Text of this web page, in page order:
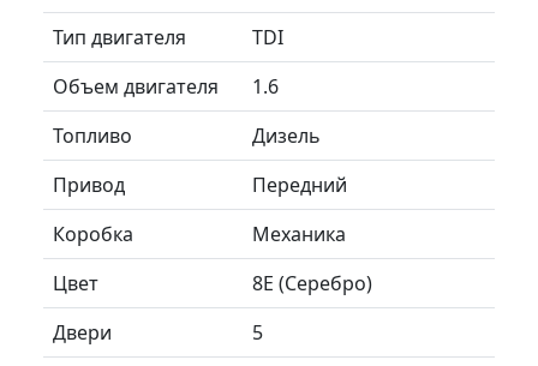
Тип двигателя
TDI
Объем двигателя
1.6
Топливо
Дизель
Привод
Передний
Коробка
Механика
Цвет
8E (Серебро)
Двери
5